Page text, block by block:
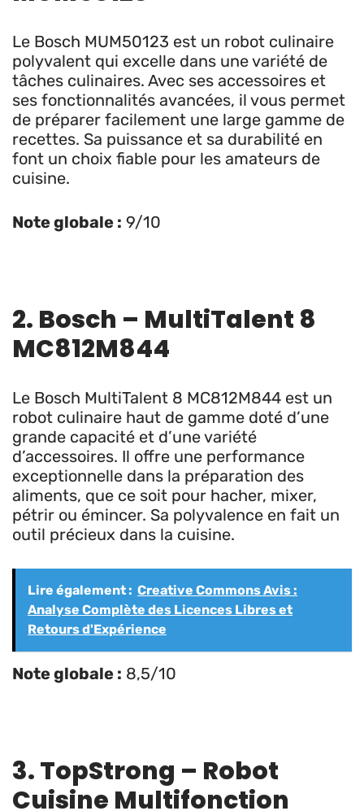
Le Bosch MUM50123 est un robot culinaire
polyvalent qui excelle dans une variété de
tâches culinaires. Avec ses accessoires et
ses fonctionnalités avancées, il vous permet
de préparer facilement une large gamme de
recettes. Sa puissance et sa durabilité en
font un choix fiable pour les amateurs de
cuisine.
Note globale : 9/10
2. Bosch – MultiTalent 8
MC812M844
Le Bosch MultiTalent 8 MC812M844 est un
robot culinaire haut de gamme doté d’une
grande capacité et d’une variété
d’accessoires. Il offre une performance
exceptionnelle dans la préparation des
aliments, que ce soit pour hacher, mixer,
pétrir ou émincer. Sa polyvalence en fait un
outil précieux dans la cuisine.
Lire également : Creative Commons Avis :
Analyse Complète des Licences Libres et
Retours d'Expérience
Note globale : 8,5/10
3. TopStrong – Robot
Cuisine Multifonction